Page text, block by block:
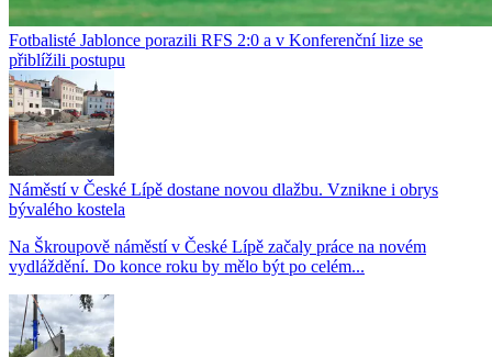
Fotbalisté Jablonce porazili RFS 2:0 a v Konferenční lize se
přiblížili postupu
Náměstí v České Lípě dostane novou dlažbu. Vznikne i obrys
bývalého kostela
Na Škroupově náměstí v České Lípě začaly práce na novém
vydláždění. Do konce roku by mělo být po celém...